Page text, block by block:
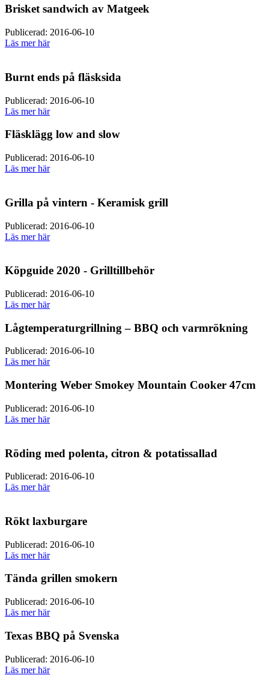
Brisket sandwich av Matgeek
Publicerad: 2016-06-10
Läs mer här
Burnt ends på fläsksida
Publicerad: 2016-06-10
Läs mer här
Fläsklägg low and slow
Publicerad: 2016-06-10
Läs mer här
Grilla på vintern - Keramisk grill
Publicerad: 2016-06-10
Läs mer här
Köpguide 2020 - Grilltillbehör
Publicerad: 2016-06-10
Läs mer här
Lågtemperaturgrillning – BBQ och varmrökning
Publicerad: 2016-06-10
Läs mer här
Montering Weber Smokey Mountain Cooker 47cm
Publicerad: 2016-06-10
Läs mer här
Röding med polenta, citron & potatissallad
Publicerad: 2016-06-10
Läs mer här
Rökt laxburgare
Publicerad: 2016-06-10
Läs mer här
Tända grillen smokern
Publicerad: 2016-06-10
Läs mer här
Texas BBQ på Svenska
Publicerad: 2016-06-10
Läs mer här